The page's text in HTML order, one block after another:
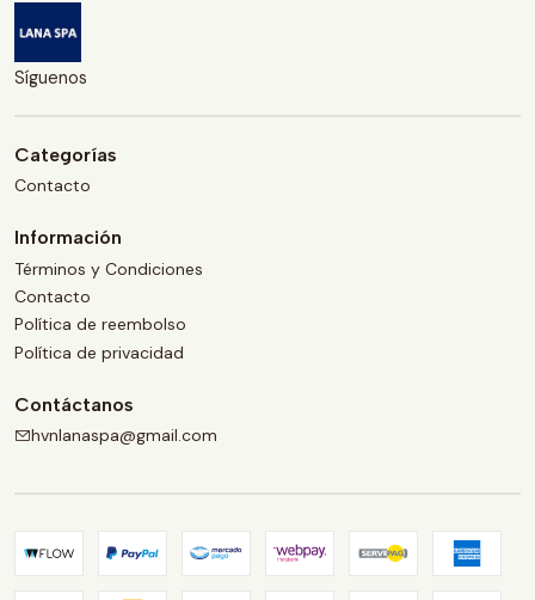
Síguenos
Categorías
Contacto
Información
Términos y Condiciones
Contacto
Política de reembolso
Política de privacidad
Contáctanos
hvnlanaspa@gmail.com